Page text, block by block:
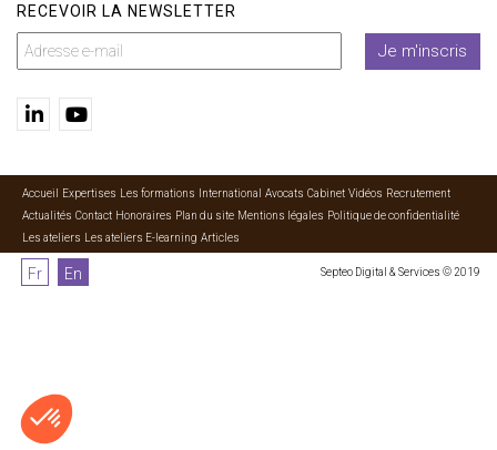
RECEVOIR LA NEWSLETTER
Je m'inscris
Accueil Expertises Les formations International Avocats Cabinet Vidéos Recrutement
Actualités Contact Honoraires Plan du site Mentions légales Politique de confidentialité
Les ateliers
Les ateliers E-learning Articles
Fr En Septeo Digital & Services © 2019